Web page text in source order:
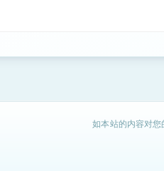
如本站的内容对您